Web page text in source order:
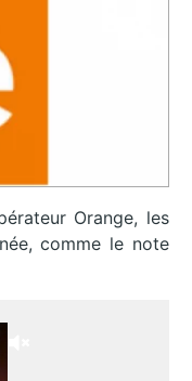
Orange, les
comme le note